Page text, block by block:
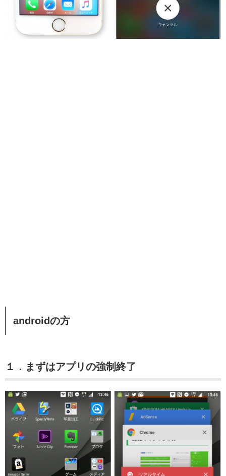
androidの方
１．まずはアプリの強制終了